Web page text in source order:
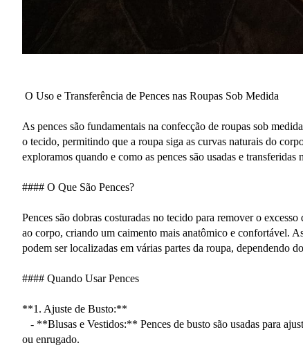
O Uso e Transferência de Pences nas Roupas Sob Medida
As pences são fundamentais na confecção de roupas sob
o tecido, permitindo que a roupa siga as curvas naturais do
exploramos quando e como as pences são usadas e transferidas
#### O Que São Pences?
Pences são dobras costuradas no tecido para remover o
ao corpo, criando um caimento mais anatômico e confortável.
podem ser localizadas em várias partes da roupa, dependendo
#### Quando Usar Pences
**1. Ajuste de Busto:**
- **Blusas e Vestidos:** Pences de busto são usadas para
ou enrugado.